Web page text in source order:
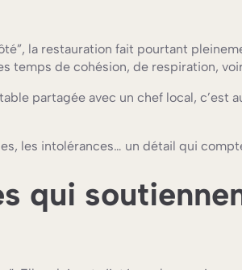
la restauration fait pourtant
temps de cohésion, de respiration,
partagée avec un chef local, c’est
les intolérances… un détail qui
qui